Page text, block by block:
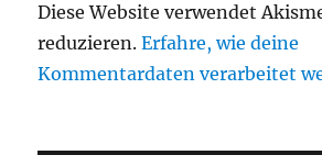
Diese Website verwendet
reduzieren.Erfahre, wie deine
Kommentardaten verarbeitet